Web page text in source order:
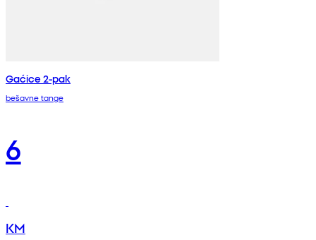
Gaćice 2-pak
bešavne tange
6
KM